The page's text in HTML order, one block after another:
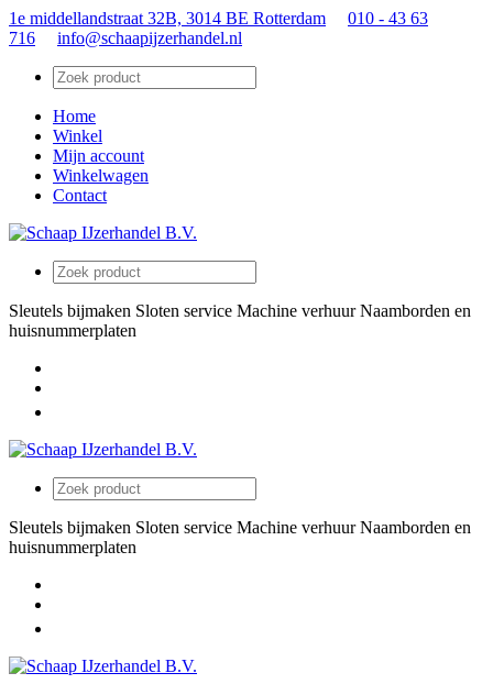
1e middellandstraat 32B, 3014 BE Rotterdam
010 - 43 63
716
info@schaapijzerhandel.nl
Home
Winkel
Mijn account
Winkelwagen
Contact
Sleutels bijmaken Sloten service Machine verhuur Naamborden en
huisnummerplaten
Sleutels bijmaken Sloten service Machine verhuur Naamborden en
huisnummerplaten